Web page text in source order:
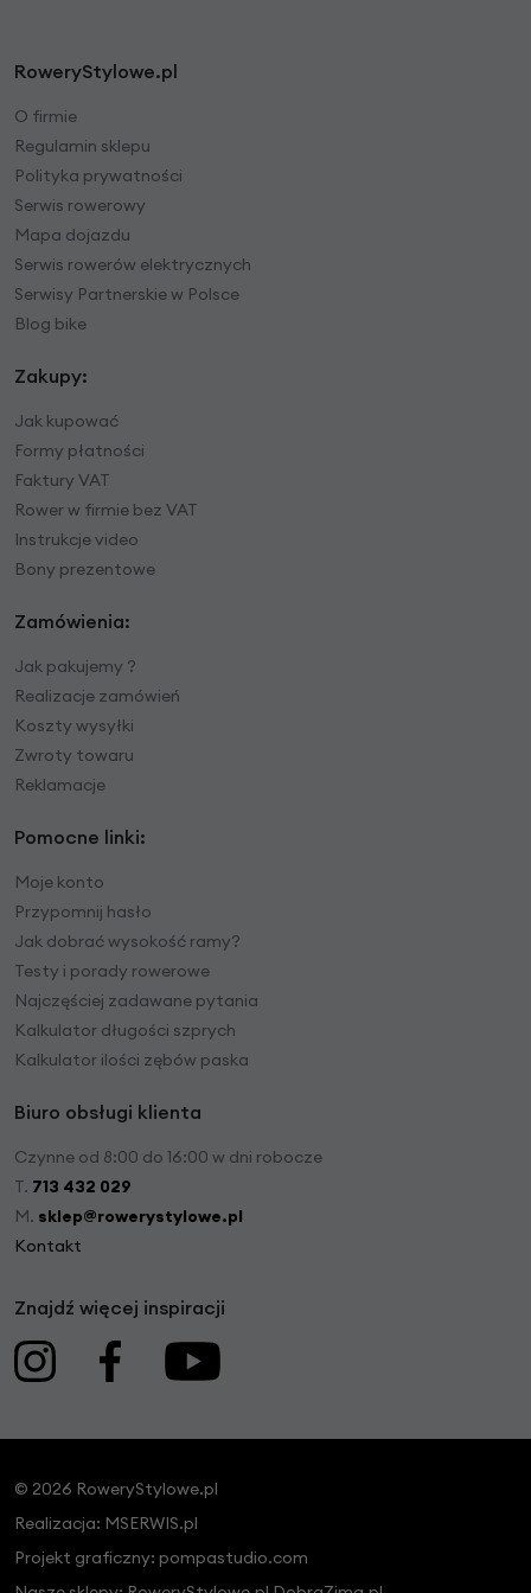
RoweryStylowe.pl
O firmie
Regulamin sklepu
Polityka prywatności
Serwis rowerowy
Mapa dojazdu
Serwis rowerów elektrycznych
Serwisy Partnerskie w Polsce
Blog bike
Zakupy:
Jak kupować
Formy płatności
Faktury VAT
Rower w firmie bez VAT
Instrukcje video
Bony prezentowe
Zamówienia:
Jak pakujemy ?
Realizacje zamówień
Koszty wysyłki
Zwroty towaru
Reklamacje
Pomocne linki:
Moje konto
Przypomnij hasło
Jak dobrać wysokość ramy?
Testy i porady rowerowe
Najczęściej zadawane pytania
Kalkulator długości szprych
Kalkulator ilości zębów paska
Biuro obsługi klienta
Czynne od 8:00 do 16:00 w dni robocze
T. 713 432 029
M. sklep@rowerystylowe.pl
Kontakt
Znajdź więcej inspiracji
© 2026 RoweryStylowe.pl
Realizacja: MSERWIS.pl
Projekt graficzny: pompastudio.com